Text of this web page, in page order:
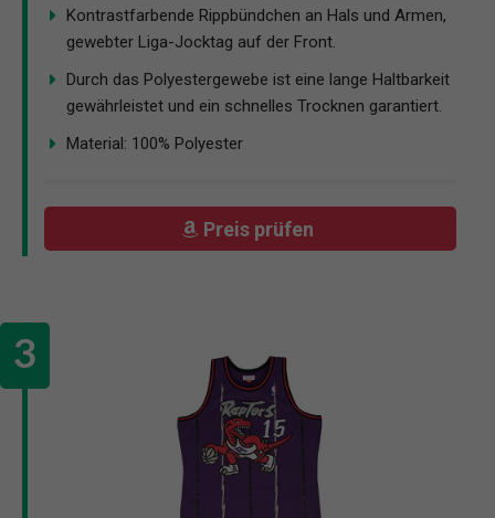
Kontrastfarbende Rippbündchen an Hals und Armen,
gewebter Liga-Jocktag auf der Front.
Durch das Polyestergewebe ist eine lange Haltbarkeit
gewährleistet und ein schnelles Trocknen garantiert.
Material: 100% Polyester
Preis prüfen